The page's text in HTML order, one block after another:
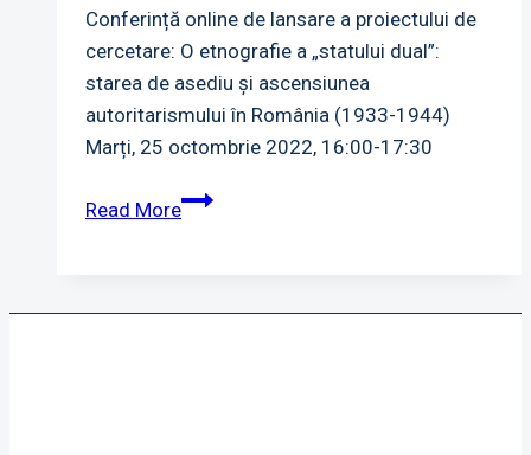
Conferință online de lansare a proiectului de
cercetare: O etnografie a „statului dual”:
starea de asediu și ascensiunea
autoritarismului în România (1933-1944)
Marți, 25 octombrie 2022, 16:00-17:30
Read MoreConferință